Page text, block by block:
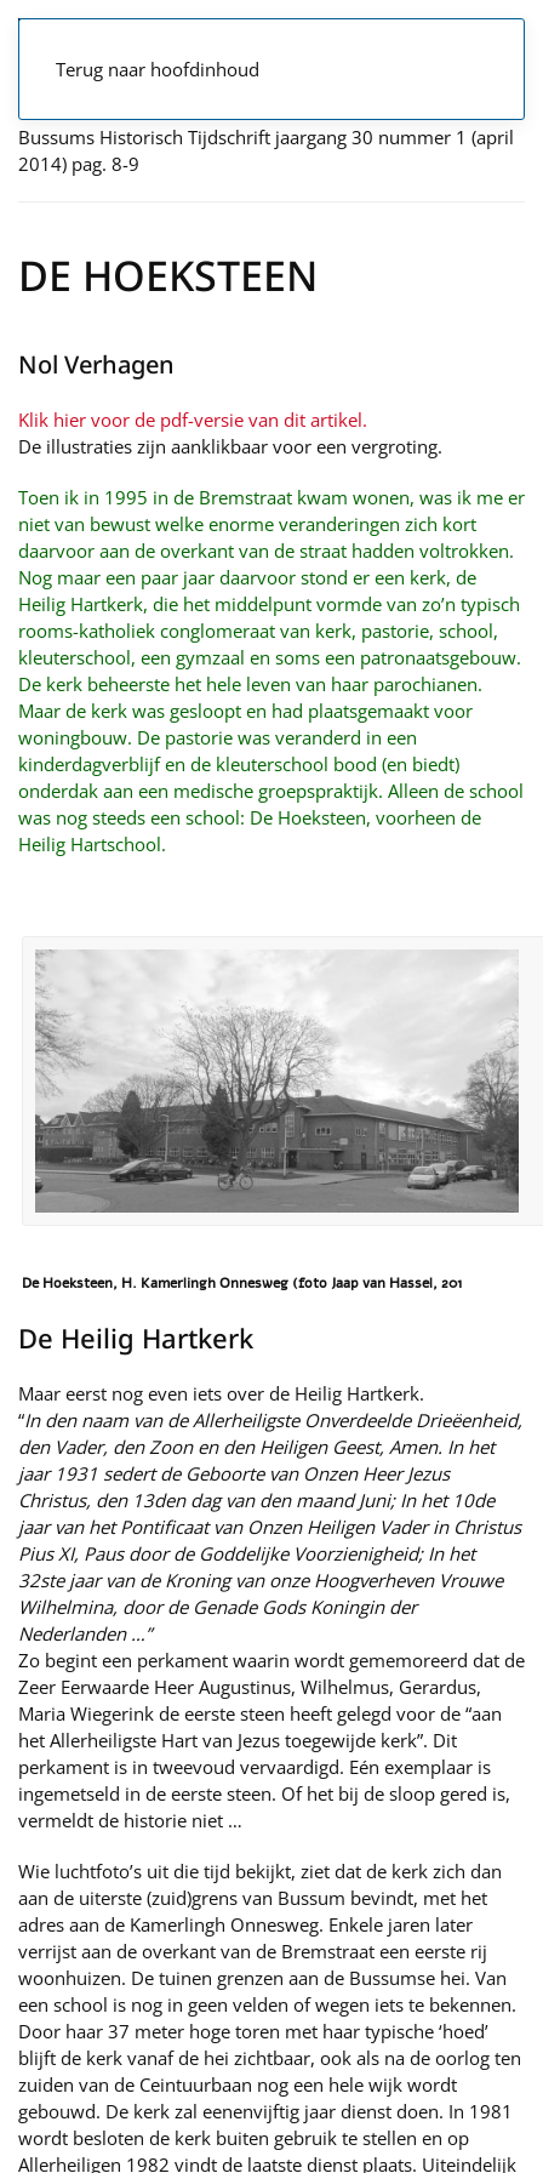
Terug naar hoofdinhoud
Bussums Historisch Tijdschrift jaargang 30 nummer 1 (april
2014) pag. 8-9
DE HOEKSTEEN
Nol Verhagen
Klik hier voor de pdf-versie van dit artikel.
De illustraties zijn aanklikbaar voor een vergroting.
Toen ik in 1995 in de Bremstraat kwam wonen, was ik me er
niet van bewust welke enorme veranderingen zich kort
daarvoor aan de overkant van de straat hadden voltrokken.
Nog maar een paar jaar daarvoor stond er een kerk, de
Heilig Hartkerk, die het middelpunt vormde van zo’n typisch
rooms-katholiek conglomeraat van kerk, pastorie, school,
kleuterschool, een gymzaal en soms een patronaatsgebouw.
De kerk beheerste het hele leven van haar parochianen.
Maar de kerk was gesloopt en had plaatsgemaakt voor
woningbouw. De pastorie was veranderd in een
kinderdagverblijf en de kleuterschool bood (en biedt)
onderdak aan een medische groepspraktijk. Alleen de school
was nog steeds een school: De Hoeksteen, voorheen de
Heilig Hartschool.
De Hoeksteen, H. Kamerlingh Onnesweg (foto Jaap van Hassel, 201
De Heilig Hartkerk
Maar eerst nog even iets over de Heilig Hartkerk.
“In den naam van de Allerheiligste Onverdeelde Drieëenheid,
den Vader, den Zoon en den Heiligen Geest, Amen. In het
jaar 1931 sedert de Geboorte van Onzen Heer Jezus
Christus, den 13den dag van den maand Juni; In het 10de
jaar van het Pontificaat van Onzen Heiligen Vader in Christus
Pius XI, Paus door de Goddelijke Voorzienigheid; In het
32ste jaar van de Kroning van onze Hoogverheven Vrouwe
Wilhelmina, door de Genade Gods Koningin der
Nederlanden …”
Zo begint een perkament waarin wordt gememoreerd dat de
Zeer Eerwaarde Heer Augustinus, Wilhelmus, Gerardus,
Maria Wiegerink de eerste steen heeft gelegd voor de “aan
het Allerheiligste Hart van Jezus toegewijde kerk”. Dit
perkament is in tweevoud vervaardigd. Eén exemplaar is
ingemetseld in de eerste steen. Of het bij de sloop gered is,
vermeldt de historie niet …
Wie luchtfoto’s uit die tijd bekijkt, ziet dat de kerk zich dan
aan de uiterste (zuid)grens van Bussum bevindt, met het
adres aan de Kamerlingh Onnesweg. Enkele jaren later
verrijst aan de overkant van de Bremstraat een eerste rij
woonhuizen. De tuinen grenzen aan de Bussumse hei. Van
een school is nog in geen velden of wegen iets te bekennen.
Door haar 37 meter hoge toren met haar typische ‘hoed’
blijft de kerk vanaf de hei zichtbaar, ook als na de oorlog ten
zuiden van de Ceintuurbaan nog een hele wijk wordt
gebouwd. De kerk zal eenenvijftig jaar dienst doen. In 1981
wordt besloten de kerk buiten gebruik te stellen en op
Allerheiligen 1982 vindt de laatste dienst plaats. Uiteindelijk